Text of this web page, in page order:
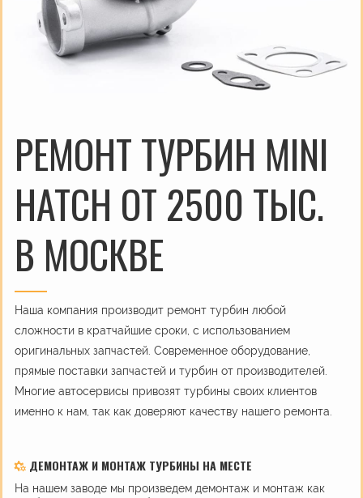
РЕМОНТ ТУРБИН MINI
HATCH ОТ 2500 ТЫС.
В МОСКВЕ
Наша компания производит ремонт турбин любой
сложности в кратчайшие сроки, с использованием
оригинальных запчастей. Современное оборудование,
прямые поставки запчастей и турбин от производителей.
Многие автосервисы привозят турбины своих клиентов
именно к нам, так как доверяют качеству нашего ремонта.
ДЕМОНТАЖ И МОНТАЖ ТУРБИНЫ НА МЕСТЕ
На нашем заводе мы произведем демонтаж и монтаж как